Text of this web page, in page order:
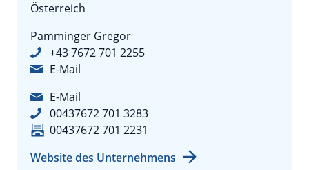
Österreich
Pamminger Gregor
+43 7672 701 2255
E-Mail
E-Mail
00437672 701 3283
00437672 701 2231
Website des Unternehmens